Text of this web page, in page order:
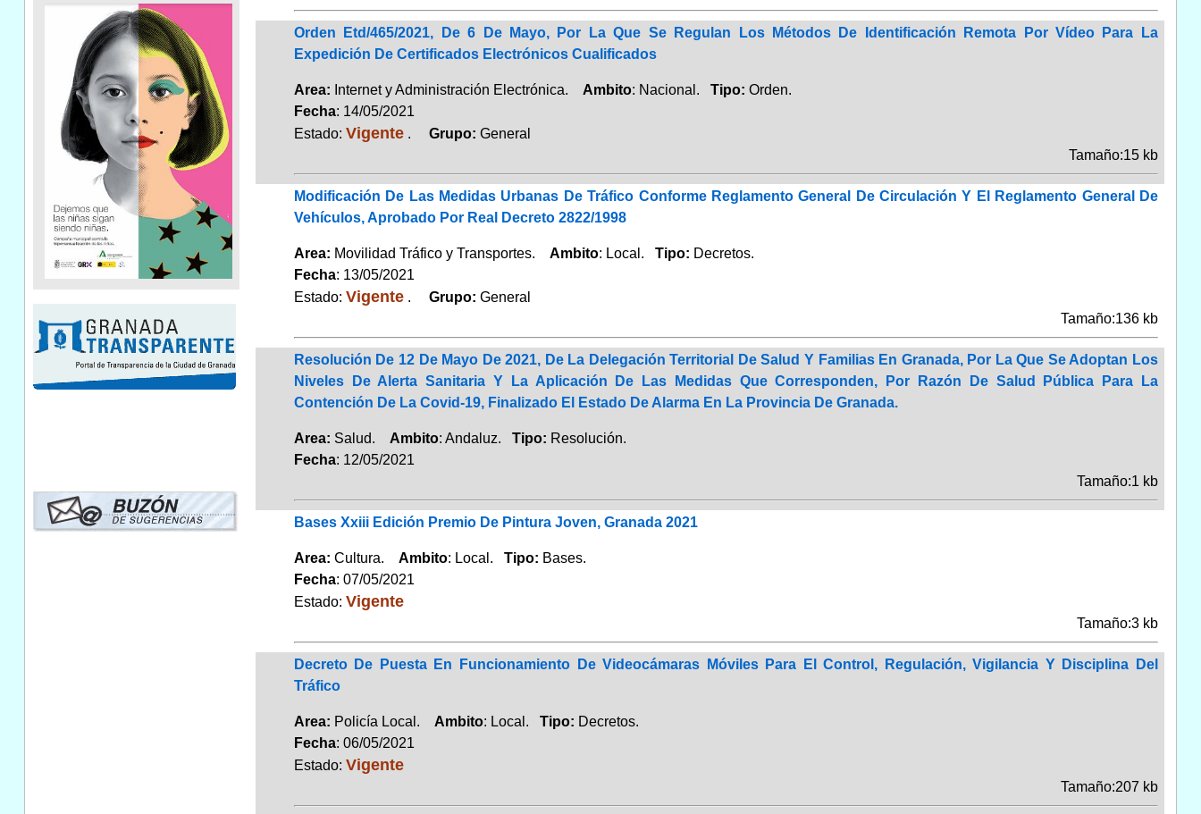
Orden Etd/465/2021, De 6 De Mayo, Por La Que Se Regulan Los Métodos De Identificación Remota Por Vídeo Para La
Expedición De Certificados Electrónicos Cualificados
Area: Internet y Administración Electrónica. Ambito: Nacional. Tipo: Orden.
Fecha: 14/05/2021
Estado: Vigente. Grupo: General
Tamaño:15 kb
Modificación De Las Medidas Urbanas De Tráfico Conforme Reglamento General De Circulación Y El Reglamento General De
Vehículos, Aprobado Por Real Decreto 2822/1998
Area: Movilidad Tráfico y Transportes. Ambito: Local. Tipo: Decretos.
Fecha: 13/05/2021
Estado: Vigente. Grupo: General
Tamaño:136 kb
Resolución De 12 De Mayo De 2021, De La Delegación Territorial De Salud Y Familias En Granada, Por La Que Se Adoptan Los
Niveles De Alerta Sanitaria Y La Aplicación De Las Medidas Que Corresponden, Por Razón De Salud Pública Para La
Contención De La Covid-19, Finalizado El Estado De Alarma En La Provincia De Granada.
Area: Salud. Ambito: Andaluz. Tipo: Resolución.
Fecha: 12/05/2021
Tamaño:1 kb
Bases Xxiii Edición Premio De Pintura Joven, Granada 2021
Area: Cultura. Ambito: Local. Tipo: Bases.
Fecha: 07/05/2021
Estado: Vigente
Tamaño:3 kb
Decreto De Puesta En Funcionamiento De Videocámaras Móviles Para El Control, Regulación, Vigilancia Y Disciplina Del
Tráfico
Area: Policía Local. Ambito: Local. Tipo: Decretos.
Fecha: 06/05/2021
Estado: Vigente
Tamaño:207 kb